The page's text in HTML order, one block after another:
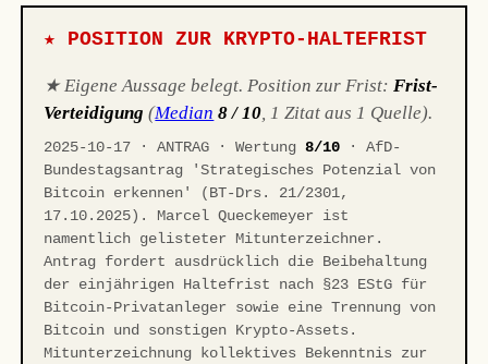
★ POSITION ZUR KRYPTO-HALTEFRIST
★ Eigene Aussage belegt. Position zur Frist: Frist-
Verteidigung (Median 8 / 10 , 1 Zitat aus 1 Quelle).
2025-10-17 · ANTRAG · Wertung8/10 · AfD-
Bundestagsantrag 'Strategisches Potenzial von
Bitcoin erkennen' (BT-Drs. 21/2301,
17.10.2025). Marcel Queckemeyer ist
namentlich gelisteter Mitunterzeichner.
Antrag fordert ausdrücklich die Beibehaltung
der einjährigen Haltefrist nach §23 EStG für
Bitcoin-Privatanleger sowie eine Trennung von
Bitcoin und sonstigen Krypto-Assets.
Mitunterzeichnung kollektives Bekenntnis zur